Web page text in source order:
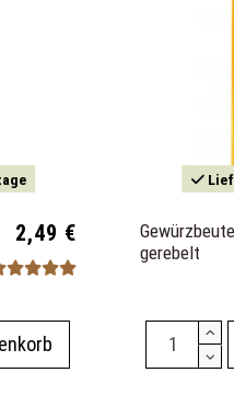
2,49 €
gerebelt